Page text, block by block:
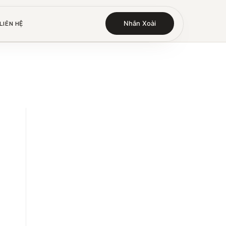
HỆ Nhắn Xoài